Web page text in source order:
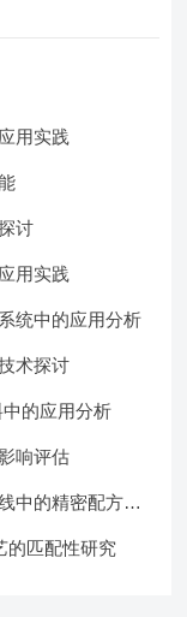
用实践
讨
用实践
统中的应用分析​
术探讨
的应用分析
响评估​
中的精密配方设
的匹配性研究